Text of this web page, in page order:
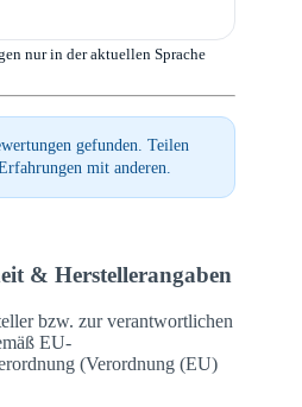
nur in der aktuellen Sprache
gefunden. Teilen
mit anderen.
& Herstellerangaben
bzw. zur verantwortlichen
EU-
(Verordnung (EU)